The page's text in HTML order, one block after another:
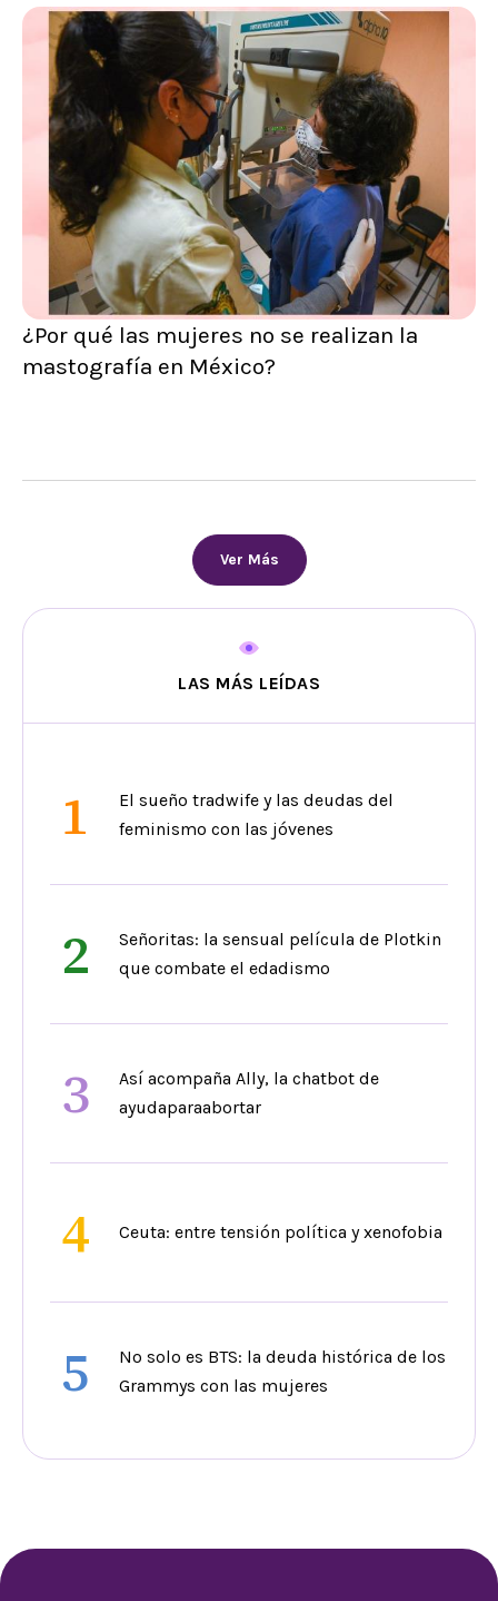
¿Por qué las mujeres no se realizan la
mastografía en México?
Ver Más
LAS MÁS LEÍDAS
1
El sueño tradwife y las deudas del
feminismo con las jóvenes
2
Señoritas: la sensual película de Plotkin
que combate el edadismo
3
Así acompaña Ally, la chatbot de
ayudaparaabortar
4 Ceuta: entre tensión política y xenofobia
5
No solo es BTS: la deuda histórica de los
Grammys con las mujeres